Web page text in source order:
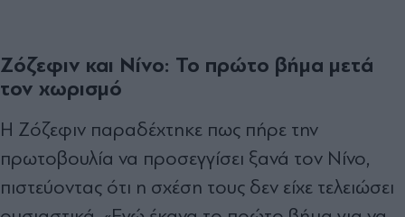
Ζόζεφιν και Νίνο: Το πρώτο βήμα μετά
τον χωρισμό
Η Ζόζεφιν παραδέχτηκε πως πήρε την
πρωτοβουλία να προσεγγίσει ξανά τον Νίνο,
πιστεύοντας ότι η σχέση τους δεν είχε τελειώσει